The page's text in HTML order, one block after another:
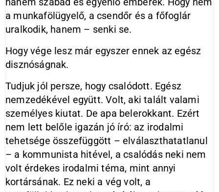
a munkafölügyelő, a csendőr és a főfoglár
uralkodik, hanem – senki se.
Hogy vége lesz már egyszer ennek az egész
disznóságnak.
Tudjuk jól persze, hogy csalódott. Egész
nemzedékével együtt. Volt, aki talált valami
személyes kiutat. De apa belerokkant. Ezért
nem lett belőle igazán jó író: az irodalmi
tehetsége összefüggött – elválaszthatatlanul
– a kommunista hitével, a csalódás neki nem
volt érdekes irodalmi téma, mint annyi
kortársának. Ez neki a vég volt, a